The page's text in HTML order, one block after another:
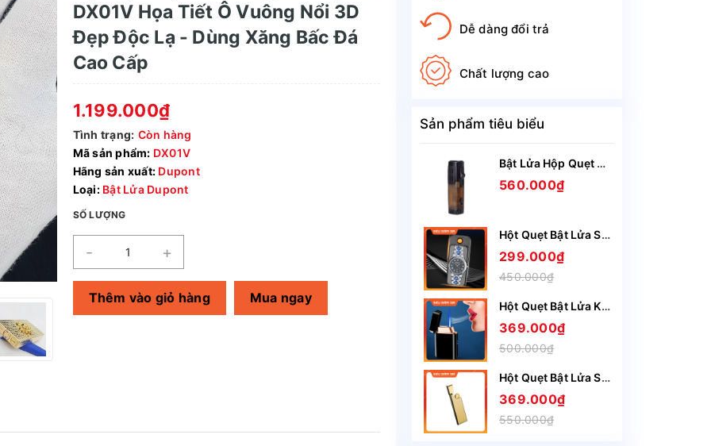
DX01V Họa Tiết Ô Vuông Nổi 3D
Đẹp Độc Lạ - Dùng Xăng Bấc Đá
Cao Cấp
1.199.000₫
Tình trạng: Còn hàng
Mã sản phẩm: DX01V
Hãng sản xuất: Dupont
Loại:Bật Lửa Dupont
SỐ LƯỢNG
- +
Thêm vào giỏ hàng Mua ngay
Dễ dàng đổi trả
Chất lượng cao
Sản phẩm tiêu biểu
Bật Lửa Hộp Quẹt Gas Lubinski SK44 khò 3 tia nhìn rõ lượng gas, kèm theo đục Cigar cao cấp
560.000₫
Hột Quẹt Bật Lửa Sạc Điện USB Nắp Trượt SZ387 Kiêm Đồng Hồ Cầm Tay Nhỏ Gọn Tiện Lợi -Giao Màu Ngẫu Nhiên
299.000₫
450.000₫
Hột Quẹt Bật Lửa Khò Gas 1 Tia HT23 Cảm Ứng Lắc Tay Có Ô Quan Sát Gas - Giao Màu Ngẫu Nhiên
369.000₫
500.000₫
Hột Quẹt Bật Lửa Sạc Điện Honest BCZ4075 Siêu Mỏng Sạc Nhanh Chỉ Trong 5 Phút - Nhiều Màu
369.000₫
550.000₫